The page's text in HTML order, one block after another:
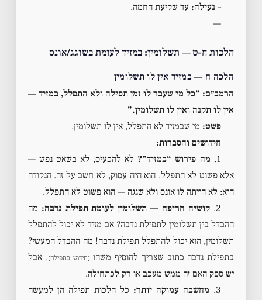
– נעילה: עד שקיעת החמה.
—
הלכות ח-ט — תשלומין: במזיד לעומת בשוגג/אונס
הלכה ח — במזיד אין לו תשלומין
הרמב״ם: “כל מי שעבר לו זמן תפילה ולא התפלל, במזיד —
אין לו תקנה ואין לו תשלומין.”
פשט: מי שבמזיד לא התפלל, אין לו תשלומין.
חידושים והסברות:
1. מה פירוש “במזיד”? לא להכעיס, לא בשאט נפש —
אלא פשוט לא התפלל. הוא היה עסוק, לא חשב על זה. הנקודה
היא: לא הייתה לו אונס ולא שגגה — הוא פשוט לא התפלל.
2. קושיה חריפה — תשלומין לעומת תפילת נדבה: מה
ההבדל בין תשלומין לתפילת נדבה? אם מזיד לא יכול להתפלל
תשלומין, הוא יכול להתפלל תפילת נדבה! מה ההבדל המעשי?
בתפילת נדבה כתוב שצריך להוסיף משהו (חידוש בתפילה). אבל
יש ספק האם זה ממש מעכב או רק לכתחילה.
3. מחשבה עמוקה יותר: כל הלכות תפילה הן למעשה